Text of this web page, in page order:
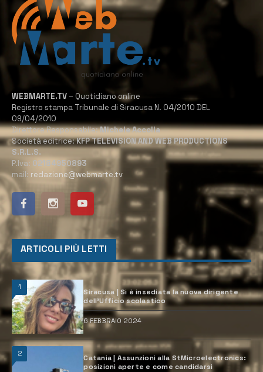
WEBMARTE.TV – Quotidiano online
Registro stampa Tribunale di Siracusa N. 04/2010 DEL
09/04/2010
Direttore Responsabile:Michele Accolla
Società editrice:KFP TELEVISION AND WEB PRODUCTIONS
S.R.L.S.
P.Iva: 02184950893
mail: redazione@webmarte.tv
ARTICOLI PIÙ LETTI
1
Siracusa | Si è insediata la nuova dirigente
dell’Ufficio scolastico
6 FEBBRAIO 2024
2
Catania | Assunzioni alla StMicroelectronics:
posizioni aperte e come candidarsi